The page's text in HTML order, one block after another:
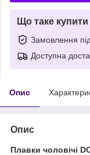
Що таке
Замовлення
Доступна
Опис
Опис
Плавки чоловічі